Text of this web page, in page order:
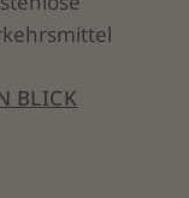
BLICK